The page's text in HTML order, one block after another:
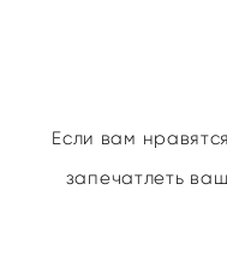
Если вам
запечатлеть